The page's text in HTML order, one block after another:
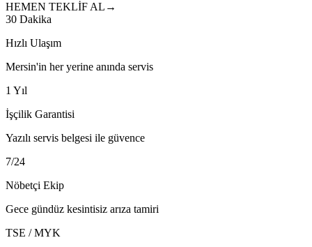
HEMEN TEKLİF AL →
30 Dakika
Hızlı Ulaşım
Mersin'in her yerine anında servis
1 Yıl
İşçilik Garantisi
Yazılı servis belgesi ile güvence
7/24
Nöbetçi Ekip
Gece gündüz kesintisiz arıza tamiri
TSE / MYK